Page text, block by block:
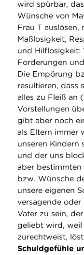
wird spürbar,
Wünsche von
Frau T
Maßlosigkeit,
und Hilflosigkeit:
Forderungen
Die Empörung
resultieren, dass
alles zu Fleiß an
Vorstellungen
gibt aber noch
als Eltern immer
unseren Kindern
und der uns
aber bestimmten
bzw. Wünsche
unsere eigenen
versagende
Vater zu sein,
geliebt wird, weil
zurechtweist,
Schuldgefühle